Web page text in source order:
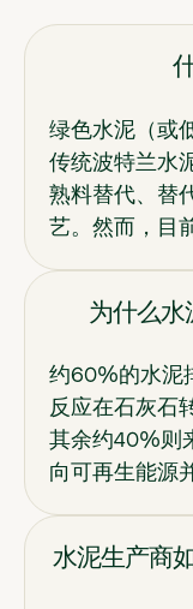
绿色水泥（或
传统波特兰水
熟料替代、替
艺。然而，目
为什么水
约60%的水泥
反应在石灰石
其余约40%则
向可再生能源
水泥生产商